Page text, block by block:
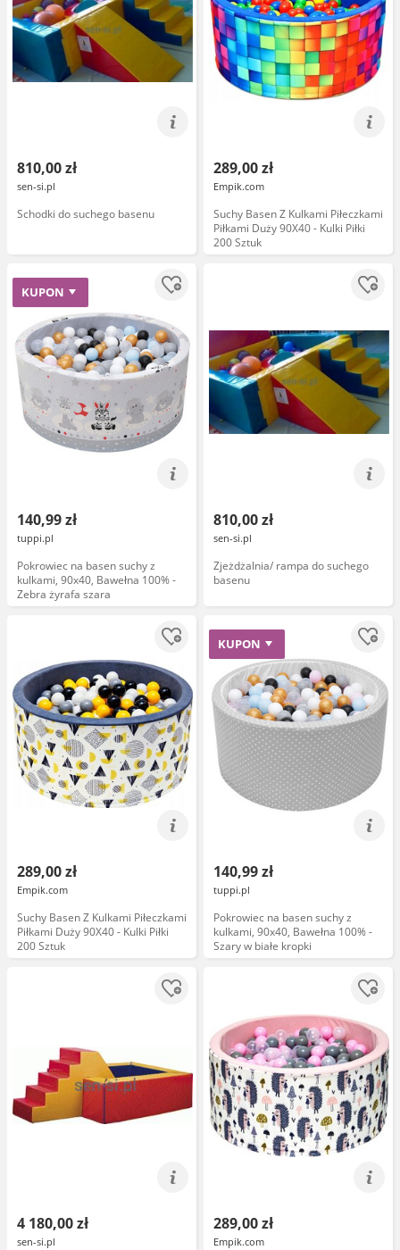
810,00 zł
sen-si.pl
Schodki do suchego basenu
289,00 zł
Empik.com
Suchy Basen Z Kulkami Piłeczkami
Piłkami Duży 90X40 - Kulki Piłki
200 Sztuk
KUPON
140,99 zł
tuppi.pl
Pokrowiec na basen suchy z
kulkami, 90x40, Bawełna 100% -
Zebra żyrafa szara
810,00 zł
sen-si.pl
Zjeżdżalnia/ rampa do suchego
basenu
289,00 zł
Empik.com
Suchy Basen Z Kulkami Piłeczkami
Piłkami Duży 90X40 - Kulki Piłki
200 Sztuk
KUPON
140,99 zł
tuppi.pl
Pokrowiec na basen suchy z
kulkami, 90x40, Bawełna 100% -
Szary w białe kropki
4 180,00 zł
sen-si.pl
289,00 zł
Empik.com